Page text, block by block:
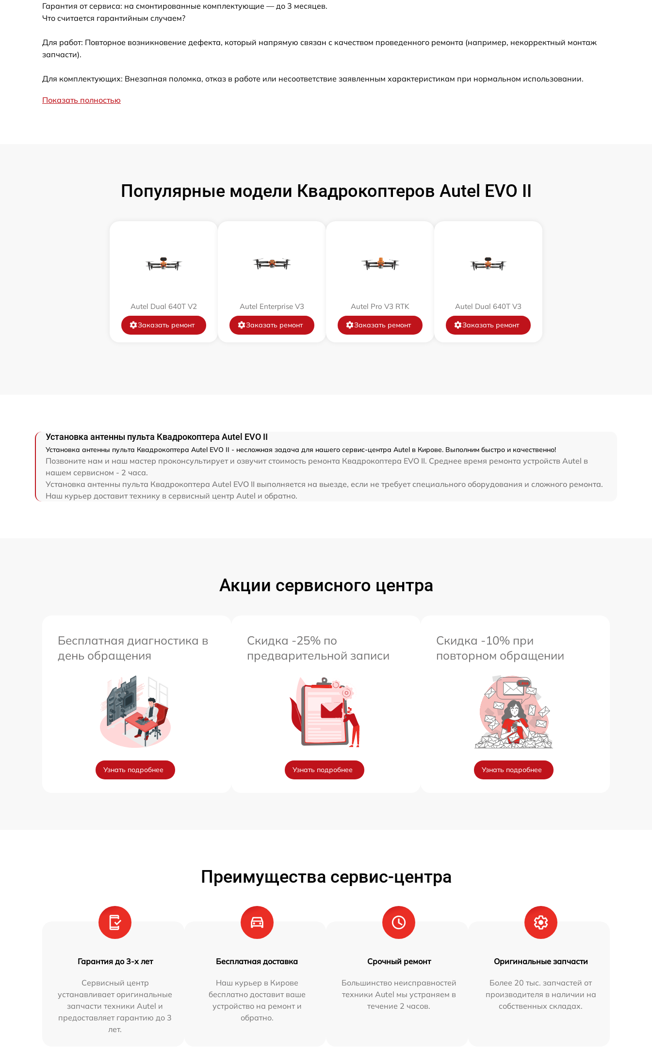
Замена корпуса от 60 мин
Гарантия от сервиса: на смонтированные комплектующие — до 3 месяцев.
Что считается гарантийным случаем?
Для работ: Повторное возникновение дефекта, который напрямую связан с качеством проведенного ремонта (например, некорректный монтаж
запчасти).
Для комплектующих: Внезапная поломка, отказ в работе или несоответствие заявленным характеристикам при нормальном использовании.
Показать полностью
Популярные модели Квадрокоптеров Autel EVO II
Autel Dual 640T V2
Заказать ремонт
Autel Enterprise V3
Заказать ремонт
Autel Pro V3 RTK
Заказать ремонт
Autel Dual 640T V3
Заказать ремонт
Установка антенны пульта Квадрокоптера Autel EVO II
Установка антенны пульта Квадрокоптера Autel EVO II - несложная задача для нашего сервис-центра Autel в Кирове. Выполним быстро и качественно!
Позвоните нам и наш мастер проконсультирует и озвучит стоимость ремонта Квадрокоптера EVO II. Среднее время ремонта устройств Autel в
нашем сервисном - 2 часа.
Установка антенны пульта Квадрокоптера Autel EVO II выполняется на выезде, если не требует специального оборудования и сложного ремонта.
Наш курьер доставит технику в сервисный центр Autel и обратно.
Акции сервисного центра
Бесплатная диагностика в
день обращения
Узнать подробнее
Скидка -25% по
предварительной записи
Узнать подробнее
Скидка -10% при
повторном обращении
Узнать подробнее
Преимущества сервис-центра
Гарантия до 3-х лет
Сервисный центр
устанавливает оригинальные
запчасти техники Autel и
предоставляет гарантию до 3
лет.
Бесплатная доставка
Наш курьер в Кирове
бесплатно доставит ваше
устройство на ремонт и
обратно.
Срочный ремонт
Большинство неисправностей
техники Autel мы устраняем в
течение 2 часов.
Оригинальные запчасти
Более 20 тыс. запчастей от
производителя в наличии на
собственных складах.